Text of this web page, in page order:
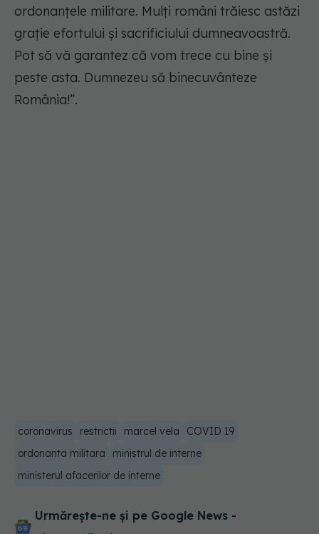
ordonanţele militare. Mulţi români trăiesc astăzi
graţie efortului şi sacrificiului dumneavoastră.
Pot să vă garantez că vom trece cu bine şi
peste asta. Dumnezeu să binecuvânteze
România!”.
coronavirus restrictii marcel vela
COVID 19
ordonanta militara
ministrul de interne
ministerul afacerilor de interne
Urmărește-ne și pe Google News -